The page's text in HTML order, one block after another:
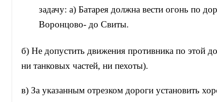
задачу: а) Батарея должна вести огонь по
Воронцово- до Свиты.
б) Не допустить движения противника по этой
ни танковых частей, ни пехоты).
в) За указанным отрезком дороги установить